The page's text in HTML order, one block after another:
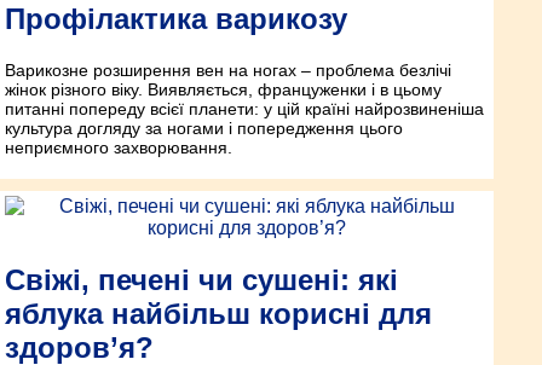
Профілактика варикозу
Варикозне розширення вен на ногах – проблема безлічі
жінок різного віку. Виявляється, француженки і в цьому
питанні попереду всієї планети: у цій країні найрозвиненіша
культура догляду за ногами і попередження цього
неприємного захворювання.
Свіжі, печені чи сушені: які
яблука найбільш корисні для
здоров’я?